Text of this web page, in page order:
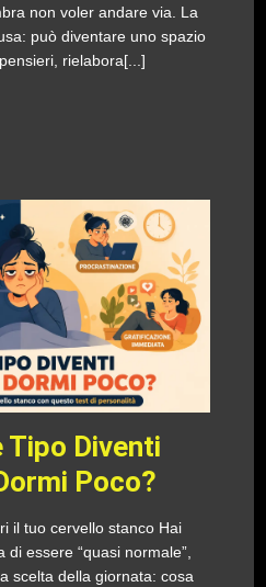
non voler andare via. La
può diventare uno spazio
rielabora[...]
Tipo Diventi
Poco?
il tuo cervello stanco Hai
essere “quasi normale”,
scelta della giornata: cosa